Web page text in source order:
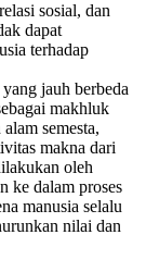
sosial, dan
dapat
terhadap
jauh berbeda
makhluk
semesta,
makna dari
oleh
ke dalam proses
manusia selalu
nilai dan